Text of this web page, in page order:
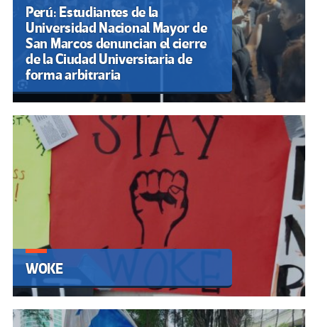
Perú: Estudiantes de la
Universidad Nacional Mayor de
San Marcos denuncian el cierre
de la Ciudad Universitaria de
forma arbitraria
WOKE